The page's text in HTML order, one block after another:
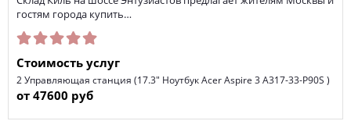
гостям города купить…
Стоимость услуг
2 Управляющая станция (17.3" Ноутбук Acer Aspire 3 A317-33-P90S )
от 47600 руб